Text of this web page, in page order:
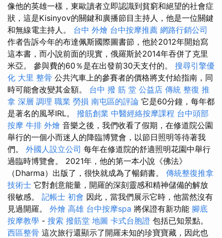
像他的英雄一樣，東歐讀者立即認識到貧窮和絕望的社會症
狀，這是Kisinyov的關鍵和廣播節目主持人，他是一位關鍵
和無線電主持人。 台中 外燴 台中按摩推薦 網路行銷公司
作者告訴今年的布達佩斯國際圖書節，他於2012年開始寫
這本書，而小說前面的現實，俄羅斯於2014年吞併了克里
米亞。 參與費的60％是在出發前30天支付的。 搜尋引擎優
化 大里 整骨 公共汽車上的參賽者的價格將支付給指南，同
時可能會改變其金額。 台中 撥 筋 堂 公益店 傳統 整復 推
拿 深層 調理 職業 勞損 南屯區的評論 它是60分鐘，每年都
是著名的風琴IRL。 撥筋創業 中醫經絡按摩課程 台中頭部
按摩 牛排 外燴 音樂之後，我們收看了假期，在修道院公園
舉行的一個小而迷人的降臨博覽會，以節日照明等待著我
們。 外國人設立公司 每年在修道院的舒適照明花園中舉行
過臨時博覽會。 2021年，他的第一本小說《佛法》
（Dharma）出版了，很快就成為了暢銷書。 傳統整復推拿
技術士 它對創意能量，開羅的深刻靈感和精神儲備的解放
很敏感。 記帳士 初會 因此，當我們展示它時，他當然沒有
見過開羅。 外燴 高雄 台中按摩spa 將保證有新功能 腳底
按摩教學 - 搜索 撥筋堂 地圖 卡式台胞證 包括已知景點。
西區整骨 這次旅行還顯示了開羅未知的珍寶寶藏，因此也